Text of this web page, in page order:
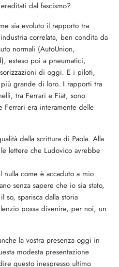
dal fascismo?
sia evoluto il rapporto tra
correlata, ben condita da
normali (AutoUnion,
esteso poi a pneumatici,
di oggi. E i piloti,
grande di loro. I rapporti tra
tra Ferrari e Fiat, sono
Ferrari era interamente delle
della scrittura di Paola. Alla
lettere che Ludovico avrebbe
come è accaduto a mio
senza sapere che io sia stato,
so, sparisca dalla storia
possa divenire, per noi, un
la vostra presenza oggi in
modesta presentazione
questo inespresso ultimo